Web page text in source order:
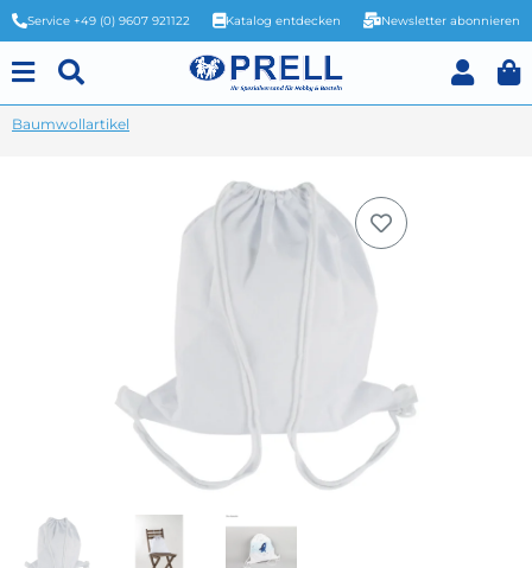
Service +49 (0) 9607 921122 Katalog entdecken Newsletter abonnieren
Baumwollartikel